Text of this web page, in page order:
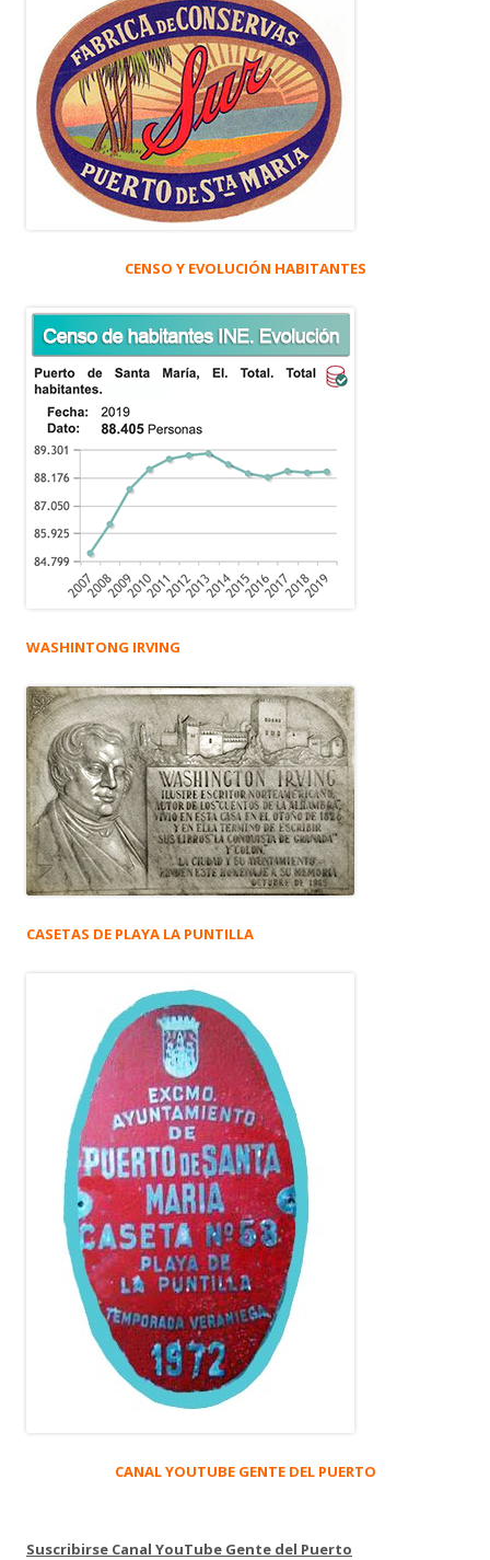
CENSO Y EVOLUCIÓN HABITANTES
WASHINTONG IRVING
CASETAS DE PLAYA LA PUNTILLA
CANAL YOUTUBE GENTE DEL PUERTO
Suscribirse Canal YouTube Gente del Puerto